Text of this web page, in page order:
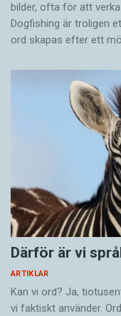
bilder, ofta för att
Dogfishing är troligen
ord skapas efter ett
Därför är vi
ARTIKLAR
Kan vi ord? Ja,
vi faktiskt använder.